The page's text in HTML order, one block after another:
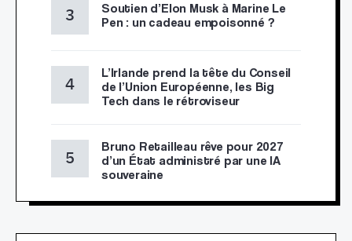
Soutien d’Elon Musk à Marine Le
Pen : un cadeau empoisonné ?
L’Irlande prend la tête du Conseil
de l’Union Européenne, les Big
Tech dans le rétroviseur
Bruno Retailleau rêve pour 2027
d’un État administré par une IA
souveraine